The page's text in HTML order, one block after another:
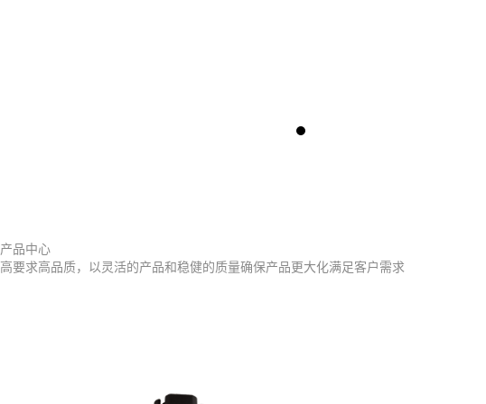
产品中心
高要求高品质，以灵活的产品和稳健的质量确保产品更大化满足客户需求